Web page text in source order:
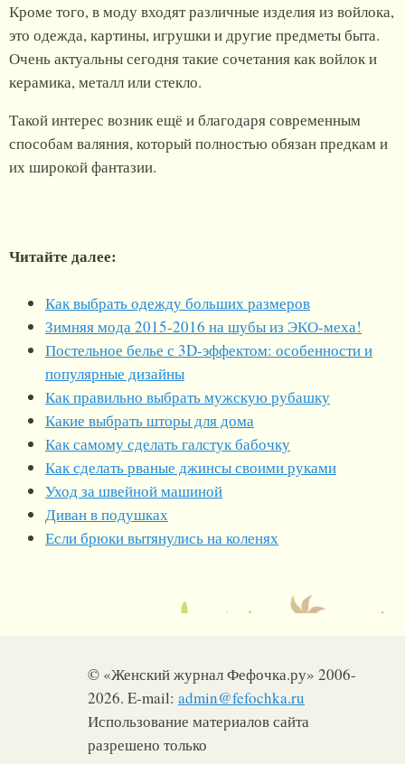
Кроме того, в моду входят различные изделия из войлока,
это одежда, картины, игрушки и другие предметы быта.
Очень актуальны сегодня такие сочетания как войлок и
керамика, металл или стекло.
Такой интерес возник ещё и благодаря современным
способам валяния, который полностью обязан предкам и
их широкой фантазии.
Читайте далее:
Как выбрать одежду больших размеров
Зимняя мода 2015-2016 на шубы из ЭКО-меха!
Постельное белье с 3D-эффектом: особенности и
популярные дизайны
Как правильно выбрать мужскую рубашку
Какие выбрать шторы для дома
Как самому сделать галстук бабочку
Как сделать рваные джинсы своими руками
Уход за швейной машиной
Диван в подушках
Если брюки вытянулись на коленях
© «Женский журнал Фефочка.ру» 2006-
2026. E-mail: admin@fefochka.ru
Использование материалов сайта
разрешено только